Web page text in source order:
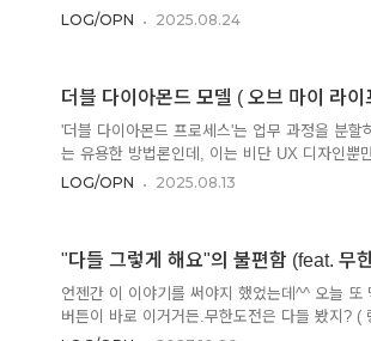
시각적으로 구현해 내는 일'이었으니, 요즘 AI들
수 없어. "그림을 배우지 않고도 원하는 이미지
멋져 보이지만, 사실은 처음부터 끝까지 맞는
LOG/OPN 2025.08.24
더블 다이아몬드 모델 ( 오브 마이 라이
'더블 다이아몬드 프로세스'는 업무 과정을 분
는 유용한 방법론인데, 이는 비단 UX 디자인뿐
한 일반론에 가까워. Discover일단 일을 맡으면
의들을 어떻게 수렴할 것인지를 살펴 봐. 이런
정수는 이런 단어이니 고정해야 오해가 없겠군
LOG/OPN 2025.08.13
"다들 그렇게 해요"의 불편함 (feat. 무
언젠간 이 이야기를 써야지 했었는데^^ 오늘
버튼이 바로 이거거든.무한도전은 다들 봤지? (